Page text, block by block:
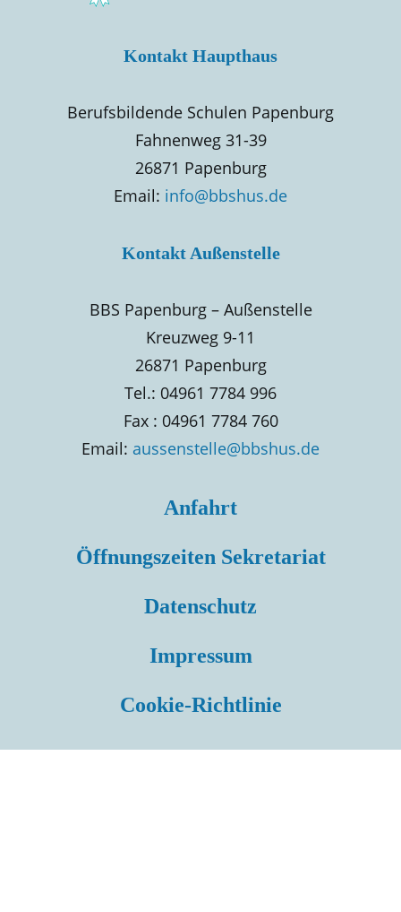
Kontakt Haupthaus
Berufsbildende Schulen Papenburg
Fahnenweg 31-39
26871 Papenburg
Email: info@bbshus.de
Kontakt Außenstelle
BBS Papenburg – Außenstelle
Kreuzweg 9-11
26871 Papenburg
Tel.: 04961 7784 996
Fax : 04961 7784 760
Email: aussenstelle@bbshus.de
Anfahrt
Öffnungszeiten Sekretariat
Datenschutz
Impressum
Cookie-Richtlinie